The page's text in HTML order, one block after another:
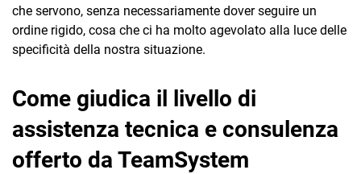
che servono, senza necessariamente dover seguire un
ordine rigido, cosa che ci ha molto agevolato alla luce delle
specificità della nostra situazione.
Come giudica il livello di
assistenza tecnica e consulenza
offerto da TeamSystem